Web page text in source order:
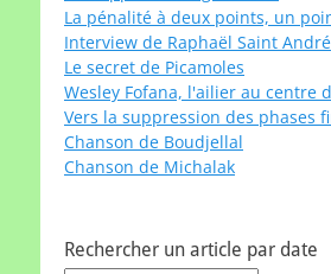
La pénalité à deux points, un
Interview de Raphaël Saint André
Le secret de Picamoles
Wesley Fofana, l'ailier au centre
Vers la suppression des phases
Chanson de Boudjellal
Chanson de Michalak
Rechercher un article par date